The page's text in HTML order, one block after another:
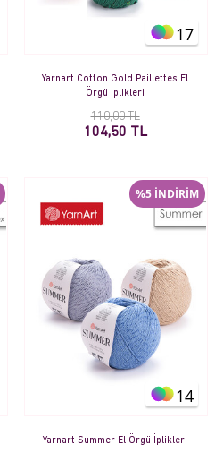
17
Yarnart Cotton Gold Paillettes El
Örgü İplikleri
110,00 TL
104,50 TL
14
%5 İNDİRİM
Yarnart Summer El Örgü İplikleri